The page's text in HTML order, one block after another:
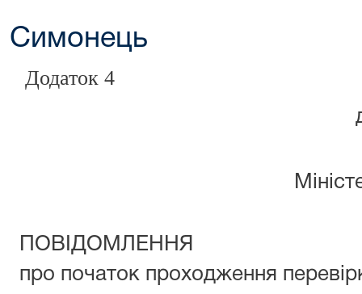
Симонець
Додаток 4
ПОВІДОМЛЕННЯ
про початок проходження